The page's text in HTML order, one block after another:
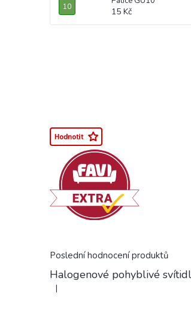
15 Kč
Poslední hodnocení produktů
Hodnocení produktu je 5 z 5 hvězdiček.
|